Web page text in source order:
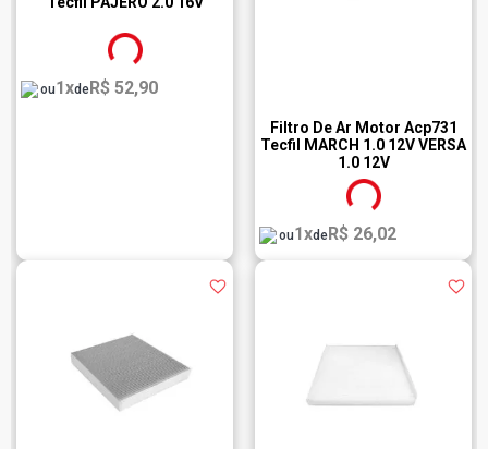
ou1xdeR$ 52,90
Filtro De Ar Motor Acp731
Tecfil MARCH 1.0 12V VERSA
1.0 12V
ou1xdeR$ 26,02